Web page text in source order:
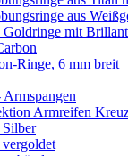
aus
Goldringe mit
Ringe, 6 mm breit
Armreifen